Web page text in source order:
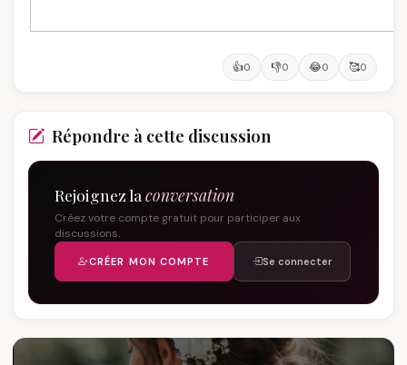
👍0 👎0 😂0 🥰0
Répondre à cette discussion
Rejoignez la conversation
Créez votre compte gratuit pour participer aux
discussions.
CRÉER MON COMPTE Se connecter